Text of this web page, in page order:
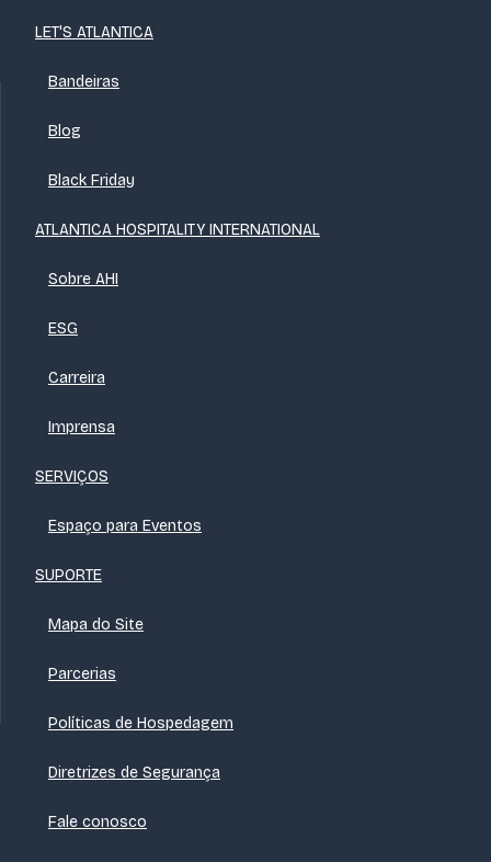
LET'S ATLANTICA
Bandeiras
Blog
Black Friday
ATLANTICA HOSPITALITY INTERNATIONAL
Sobre AHI
ESG
Carreira
Imprensa
SERVIÇOS
Espaço para Eventos
SUPORTE
Mapa do Site
Parcerias
Políticas de Hospedagem
Diretrizes de Segurança
Fale conosco